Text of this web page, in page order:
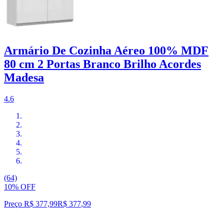
Armário De Cozinha Aéreo 100% MDF
80 cm 2 Portas Branco Brilho Acordes
Madesa
4.6
(64)
10% OFF
Preço R$ 377,99R$ 377,99